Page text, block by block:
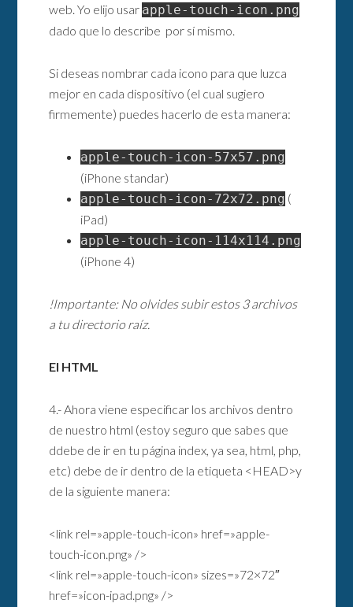
web. Yo elijo usar apple-touch-icon.png
dado que lo describe por sí mismo.
Si deseas nombrar cada icono para que luzca
mejor en cada dispositivo (el cual sugiero
firmemente) puedes hacerlo de esta manera:
apple-touch-icon-57x57.png
(iPhone standar)
apple-touch-icon-72x72.png (
iPad)
apple-touch-icon-114x114.png
(iPhone 4)
!Importante: No olvides subir estos 3 archivos
a tu directorio raíz.
El HTML
4.- Ahora viene especificar los archivos dentro
de nuestro html (estoy seguro que sabes que
ddebe de ir en tu página index, ya sea, html, php,
etc) debe de ir dentro de la etiqueta <HEAD>y
de la siguiente manera:
<link rel=»apple-touch-icon» href=»apple-
touch-icon.png» />
<link rel=»apple-touch-icon» sizes=»72×72″
href=»icon-ipad.png» />